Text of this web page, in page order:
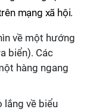
mạng xã hội.
về một hướng
biển). Các
hàng ngang
lắng về biểu